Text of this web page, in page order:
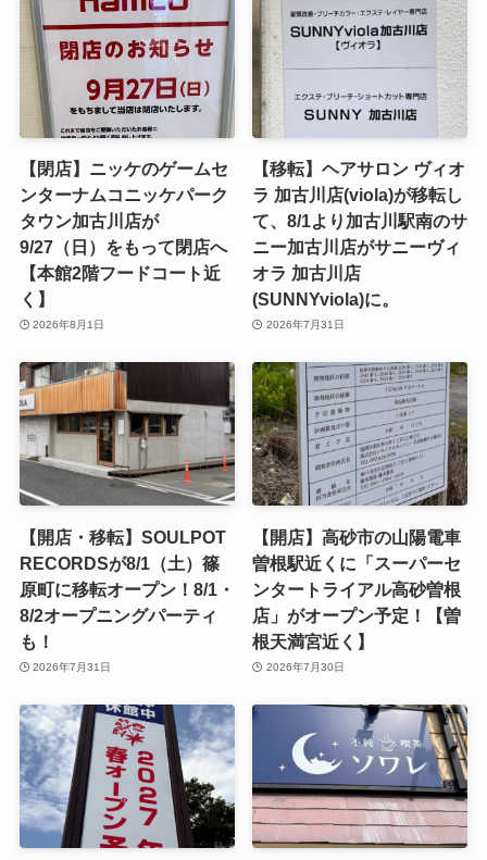
【閉店】ニッケのゲームセ
ンターナムコニッケパーク
タウン加古川店が
9/27（日）をもって閉店へ
【本館2階フードコート近
く】
2026年8月1日
【移転】ヘアサロン ヴィオ
ラ 加古川店(viola)が移転し
て、8/1より加古川駅南のサ
ニー加古川店がサニーヴィ
オラ 加古川店
(SUNNYviola)に。
2026年7月31日
【開店・移転】SOULPOT
RECORDSが8/1（土）篠
原町に移転オープン！8/1・
8/2オープニングパーティ
も！
2026年7月31日
【開店】高砂市の山陽電車
曽根駅近くに「スーパーセ
ンタートライアル高砂曽根
店」がオープン予定！【曽
根天満宮近く】
2026年7月30日